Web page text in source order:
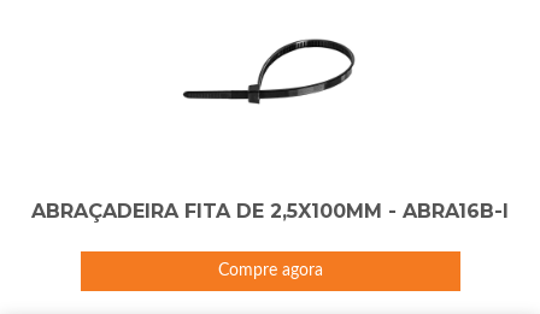
ABRAÇADEIRA FITA DE 2,5X100MM - ABRA16B-I
Compre agora